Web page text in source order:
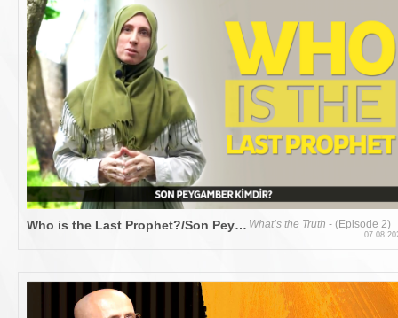
Who is the Last Prophet?/Son Peygamber Kim? What’s the Truth - (Episode 2)